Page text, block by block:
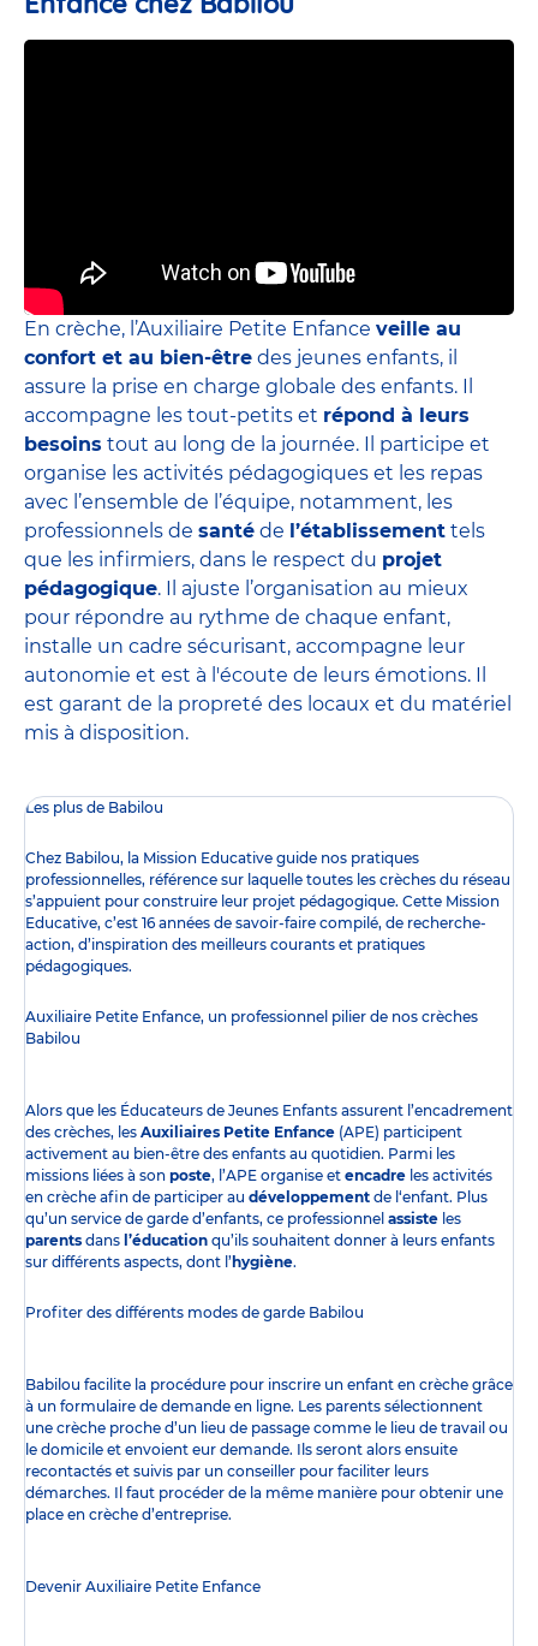
En crèche, l’Auxiliaire Petite Enfance veille au
confort et au bien-être des jeunes enfants, il
assure la prise en charge globale des enfants. Il
accompagne les tout-petits et répond à leurs
besoins tout au long de la journée. Il participe et
organise les activités pédagogiques et les repas
avec l’ensemble de l’équipe, notamment, les
professionnels de santé de l’établissement tels
que les infirmiers, dans le respect du projet
pédagogique. Il ajuste l’organisation au mieux
pour répondre au rythme de chaque enfant,
installe un cadre sécurisant, accompagne leur
autonomie et est à l'écoute de leurs émotions. Il
est garant de la propreté des locaux et du matériel
mis à disposition.
Les plus de Babilou
Chez Babilou, la Mission Educative guide nos pratiques
professionnelles, référence sur laquelle toutes les crèches du réseau
s’appuient pour construire leur projet pédagogique. Cette Mission
Educative, c’est 16 années de savoir-faire compilé, de recherche-
action, d’inspiration des meilleurs courants et pratiques
pédagogiques.
Auxiliaire Petite Enfance, un professionnel pilier de nos crèches
Babilou
Alors que les Éducateurs de Jeunes Enfants assurent l’encadrement
des crèches, les Auxiliaires Petite Enfance (APE) participent
activement au bien-être des enfants au quotidien. Parmi les
missions liées à son poste, l’APE organise et encadre les activités
en crèche afin de participer au développement de l‘enfant. Plus
qu’un service de garde d’enfants, ce professionnel assiste les
parents dans l’éducation qu’ils souhaitent donner à leurs enfants
sur différents aspects, dont l’ hygiène.
Profiter des différents modes de garde Babilou
Babilou facilite la procédure pour inscrire un enfant en crèche grâce
à un formulaire de demande en ligne. Les parents sélectionnent
une crèche proche d’un lieu de passage comme le lieu de travail ou
le domicile et envoient eur demande. Ils seront alors ensuite
recontactés et suivis par un conseiller pour faciliter leurs
démarches. Il faut procéder de la même manière pour obtenir une
place en crèche d’entreprise.
Devenir Auxiliaire Petite Enfance